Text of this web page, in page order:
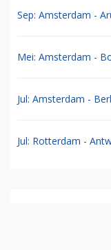
Sep: Amsterdam -
Mei: Amsterdam -
Jul: Amsterdam -
Jul: Rotterdam -